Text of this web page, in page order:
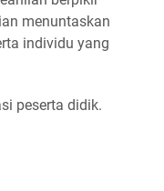
menuntaskan
individu yang
peserta didik.